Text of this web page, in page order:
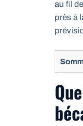
au fil
près à